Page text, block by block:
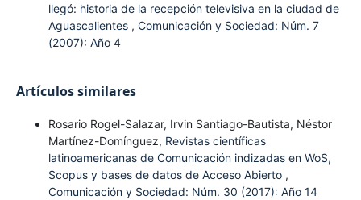
llegó: historia de la recepción televisiva en la ciudad de
Aguascalientes , Comunicación y Sociedad: Núm. 7
(2007): Año 4
Artículos similares
Rosario Rogel-Salazar, Irvin Santiago-Bautista, Néstor
Martínez-Domínguez, Revistas científicas
latinoamericanas de Comunicación indizadas en WoS,
Scopus y bases de datos de Acceso Abierto ,
Comunicación y Sociedad: Núm. 30 (2017): Año 14